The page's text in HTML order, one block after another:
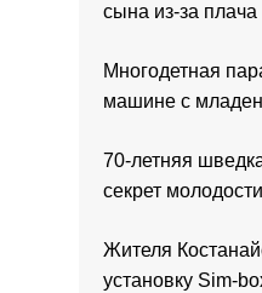
сына из-за плача
Многодетная
машине с
70-летняя
секрет молодости
Жителя
установку Sim-